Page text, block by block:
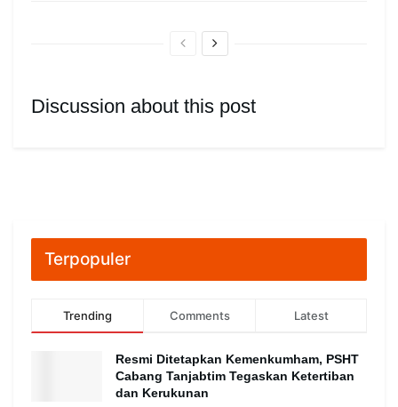
Discussion about this post
Terpopuler
Trending Comments Latest
Resmi Ditetapkan Kemenkumham, PSHT
Cabang Tanjabtim Tegaskan Ketertiban
dan Kerukunan